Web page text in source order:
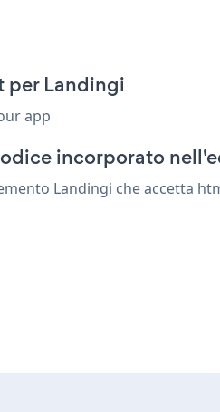
per Landingi
app
incorporato
Landingi che accetta